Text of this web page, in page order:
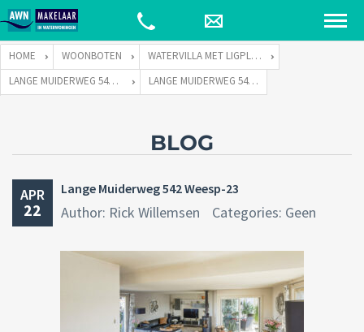
HOME WOONBOTEN
WATERVILLA MET LIGPLAATS
LANGE MUIDERWEG 542 TE 1382 LC WEESP
LANGE MUIDERWEG 542 WEESP-23
BLOG
APR
22
Lange Muiderweg 542 Weesp-23
Author: Rick Willemsen Categories: Geen